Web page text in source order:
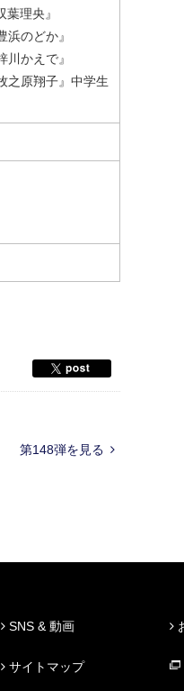
理央』
のどか』
かえで』
之原翔子』中学生
第148弾を見る
SNS & 動画
サイトマップ